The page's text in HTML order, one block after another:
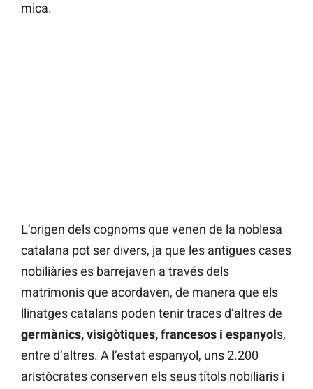
mica.
L’origen dels cognoms que venen de la noblesa
catalana pot ser divers, ja que les antigues cases
nobiliàries es barrejaven a través dels
matrimonis que acordaven, de manera que els
llinatges catalans poden tenir traces d’altres de
germànics, visigòtiques, francesos i espanyols,
entre d’altres. A l’estat espanyol, uns 2.200
aristòcrates conserven els seus títols nobiliaris i